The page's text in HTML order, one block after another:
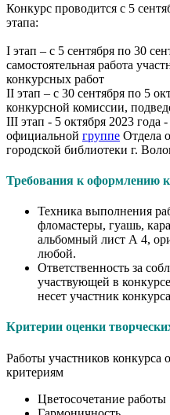
Конкурс проводится с 5
этапа:
I этап – с 5 сентября по 30
самостоятельная работа
конкурсных работ
II этап – с 30 сентября по 5
конкурсной комиссии,
III этап - 5 октября 2023 года
официальной группе Отдела
городской библиотеки г.
Требования к оформлению
Техника выполнения
фломастеры, гуашь,
альбомный лист А 4,
любой.
Ответственность за
участвующей в
несет участник
Критерии оценки
Работы участников
критериям
Цветосочетание работы